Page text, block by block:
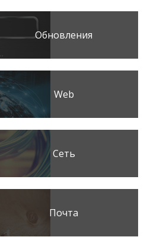
Обновления
Web
Сеть
Почта